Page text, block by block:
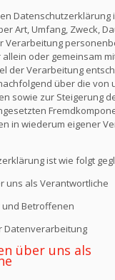
Datenschutzerklärung
Art, Umfang, Zweck,
Verarbeitung
oder gemeinsam
der Verarbeitung
über die von
sowie zur Steigerung
in wiederum eigener
ist wie folgt
uns als Verantwortliche
und Betroffenen
Datenverarbeitung
über uns als